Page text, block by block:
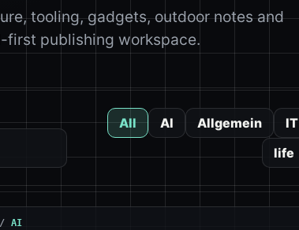
tooling, gadgets, outdoor notes and
publishing workspace.
All AI Allgemein IT
life
AI